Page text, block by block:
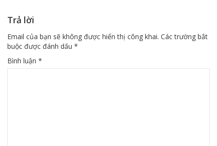
Trả lời
Email của bạn sẽ không được hiển thị công khai. Các trường bắt
buộc được đánh dấu *
Bình luận *